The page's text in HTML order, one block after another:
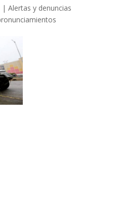
| Alertas y denuncias